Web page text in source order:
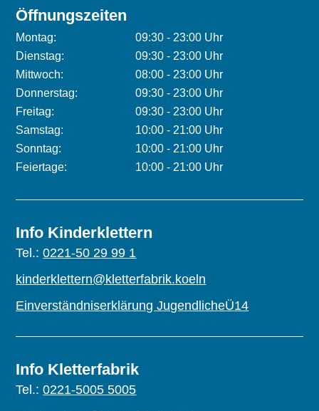
Öffnungszeiten
Montag:
09:30 - 23:00 Uhr
Dienstag:
09:30 - 23:00 Uhr
Mittwoch:
08:00 - 23:00 Uhr
Donnerstag:
09:30 - 23:00 Uhr
Freitag:
09:30 - 23:00 Uhr
Samstag:
10:00 - 21:00 Uhr
Sonntag:
10:00 - 21:00 Uhr
Feiertage:
10:00 - 21:00 Uhr
Info Kinderklettern
Tel.:0221-50 29 99 1
kinderklettern@kletterfabrik.koeln
Einverständniserklärung JugendlicheÜ14
Info Kletterfabrik
Tel.:0221-5005 5005